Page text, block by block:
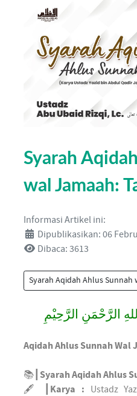
Syarah
wal Jamaah:
Informasi Artikel ini:
Dipublikasikan: 06
Dibaca: 3613
Syarah Aqidah Ahlus Sunnah
اللهِ الرَّحْمَنِ الرَّحِيْمِ
Aqidah Ahlus Sunnah Wal
📚┃ Syarah Aqidah Ahlus
🖋 ┃ Karya : Ustadz